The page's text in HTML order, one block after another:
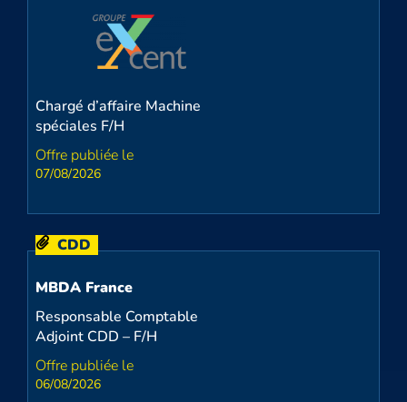
Chargé d’affaire Machine
spéciales F/H
07/08/2026
CDD
MBDA France
Responsable Comptable
Adjoint CDD – F/H
06/08/2026